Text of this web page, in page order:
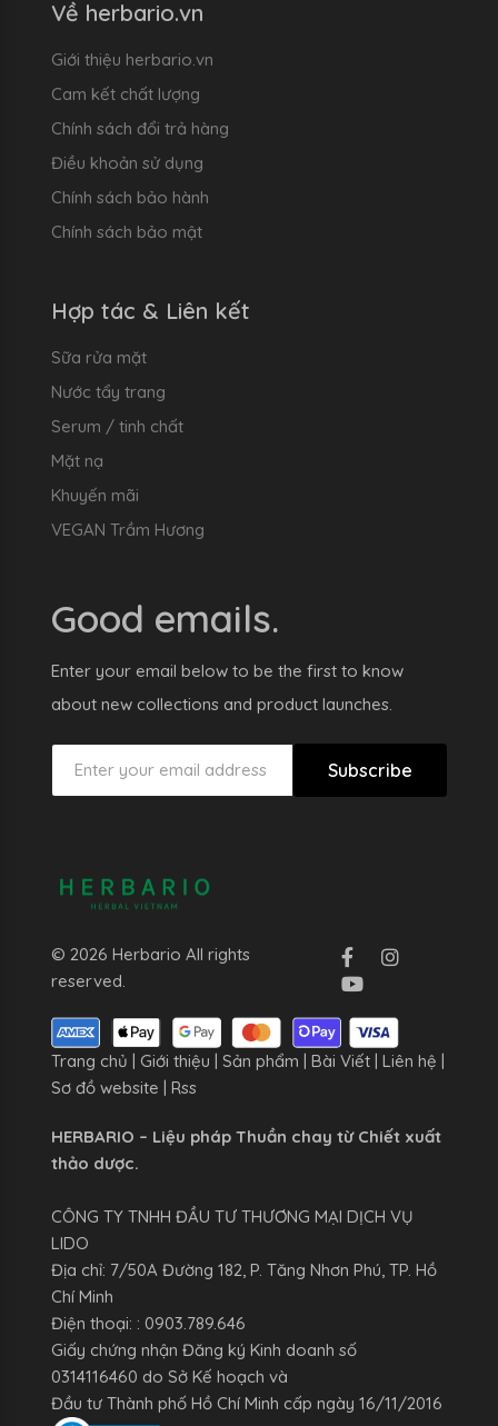
Về herbario.vn
Giới thiệu herbario.vn
Cam kết chất lượng
Chính sách đổi trả hàng
Điều khoản sử dụng
Chính sách bảo hành
Chính sách bảo mật
Hợp tác & Liên kết
Sữa rửa mặt
Nước tẩy trang
Serum / tinh chất
Mặt nạ
Khuyến mãi
VEGAN Trầm Hương
Good emails.
Enter your email below to be the first to know
about new collections and product launches.
Subscribe
© 2026 Herbario All rights
reserved.
Trang chủ Giới thiệu Sản phẩm Bài Viết Liên hệ
Sơ đồ website
Rss
HERBARIO – Liệu pháp Thuần chay từ Chiết xuất
thảo dược.
CÔNG TY TNHH ĐẦU TƯ THƯƠNG MẠI DỊCH VỤ
LIDO
Địa chỉ: 7/50A Đường 182, P. Tăng Nhơn Phú, TP. Hồ
Chí Minh
Điện thoại: : 0903.789.646
Giấy chứng nhận Đăng ký Kinh doanh số
0314116460 do Sở Kế hoạch và
Đầu tư Thành phố Hồ Chí Minh cấp ngày 16/11/2016